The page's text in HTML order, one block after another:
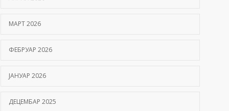
Hemofilija: Kako prepoznati simptome i kada se
09/06/2026
Kako hiperbarična komora pomaže oporavak
01/06/2026
МАРТ 2026
ФЕБРУАР 2026
ЈАНУАР 2026
ДЕЦЕМБАР 2025